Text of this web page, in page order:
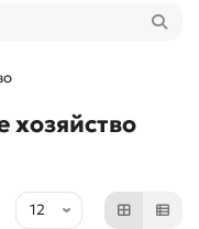
хозяйство